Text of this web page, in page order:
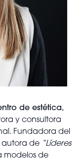
de estética,
y consultora
Fundadora del
autora de “Líderes
modelos de